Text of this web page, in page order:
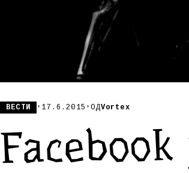
ВЕСТИ • 17.6.2015 •ОДVortex